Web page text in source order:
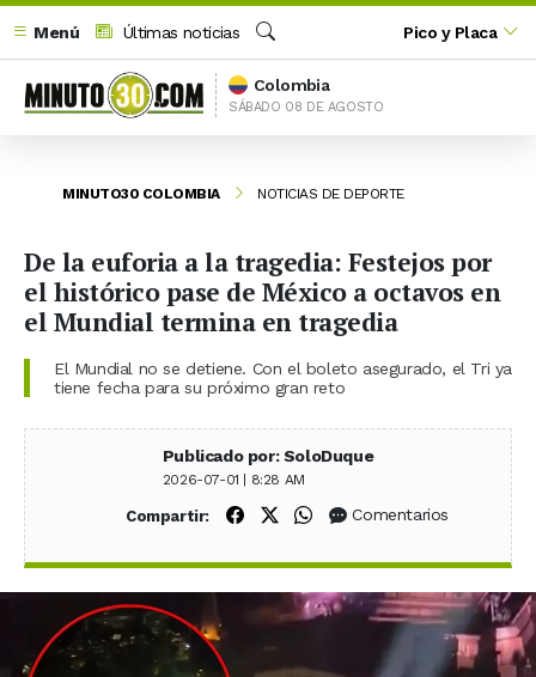
Menú
Últimas noticias
Buscar
Pico y Placa
Colombia
SÁBADO 08 DE AGOSTO
MINUTO30 COLOMBIA NOTICIAS DE DEPORTE
De la euforia a la tragedia: Festejos por
el histórico pase de México a octavos en
el Mundial termina en tragedia
El Mundial no se detiene. Con el boleto asegurado, el Tri ya
tiene fecha para su próximo gran reto
Publicado por: SoloDuque
2026-07-01 | 8:28 AM
Compartir: Compartir en Facebook
Compartir en X (Twitter)
Compartir en WhatsApp
Comentarios